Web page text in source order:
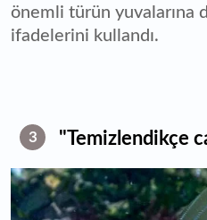
önemli türün yuvalarına
ifadelerini kullandı.
3 "Temizlendikçe